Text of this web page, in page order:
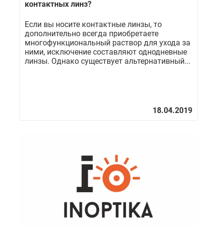
контактных линз?
Если вы носите контактные линзы, то
дополнительно всегда приобретаете
многофункциональный раствор для ухода за
ними, исключение составляют однодневные
линзы. Однако существует альтернативный...